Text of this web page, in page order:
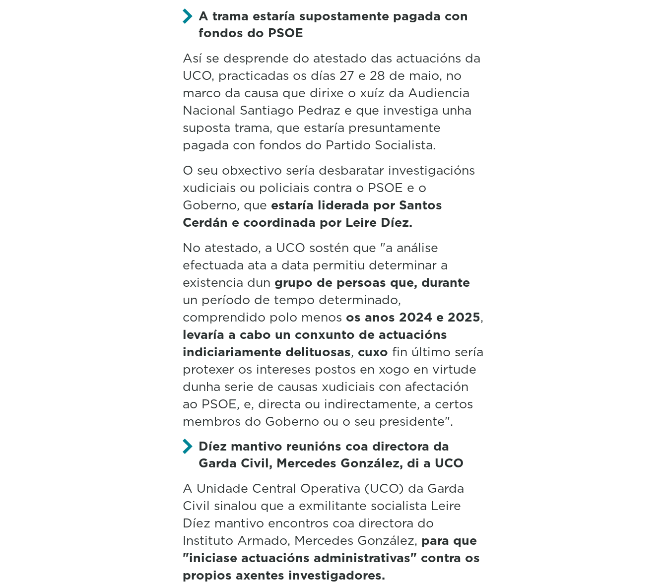
A trama estaría supostamente pagada con
fondos do PSOE
Así se desprende do atestado das actuacións da
UCO, practicadas os días 27 e 28 de maio, no
marco da causa que dirixe o xuíz da Audiencia
Nacional Santiago Pedraz e que investiga unha
suposta trama, que estaría presuntamente
pagada con fondos do Partido Socialista.
O seu obxectivo sería desbaratar investigacións
xudiciais ou policiais contra o PSOE e o
Goberno, que estaría liderada por Santos
Cerdán e coordinada por Leire Díez.
No atestado, a UCO sostén que "a análise
efectuada ata a data permitiu determinar a
existencia dun grupo de persoas que, durante
un período de tempo determinado,
comprendido polo menos os anos 2024 e 2025,
levaría a cabo un conxunto de actuacións
indiciariamente delituosas, cuxo fin último sería
protexer os intereses postos en xogo en virtude
dunha serie de causas xudiciais con afectación
ao PSOE, e, directa ou indirectamente, a certos
membros do Goberno ou o seu presidente".
Díez mantivo reunións coa directora da
Garda Civil, Mercedes González, di a UCO
A Unidade Central Operativa (UCO) da Garda
Civil sinalou que a exmilitante socialista Leire
Díez mantivo encontros coa directora do
Instituto Armado, Mercedes González, para que
"iniciase actuacións administrativas" contra os
propios axentes investigadores.